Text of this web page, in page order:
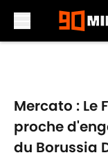
Mercato : Le
proche
du Borussia